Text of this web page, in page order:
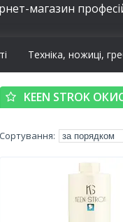
магазин
Техніка, ножиці,
KEEN STROK